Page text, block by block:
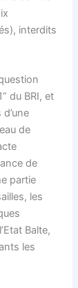
interdits
du BRI, et
de
de
partie
les
Balte,
les